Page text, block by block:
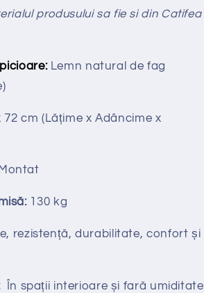
produsului sa fie si din Catifea
Lemn natural de fag
72 cm (Lățime x Adâncime x
Montat
130 kg
rezistență, durabilitate, confort și
În spații interioare și fară umiditate